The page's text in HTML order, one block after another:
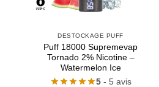
DESTOCKAGE PUFF
Puff 18000 Supremevap
Tornado 2% Nicotine –
Watermelon Ice
5- 5 avis